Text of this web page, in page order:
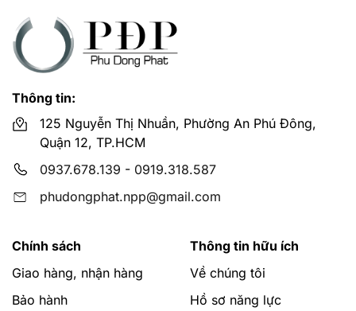
Thông tin:
125 Nguyễn Thị Nhuần, Phường An Phú Đông,
Quận 12, TP.HCM
0937.678.139 - 0919.318.587
phudongphat.npp@gmail.com
Chính sách
Giao hàng, nhận hàng
Bảo hành
Thông tin hữu ích
Về chúng tôi
Hồ sơ năng lực